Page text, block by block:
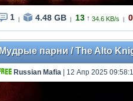
1 4.48 GB 13 ↑ 34.6 KB/s 0
Мудрые парни / The Alto
Russian Mafia | 12 Апр 2025